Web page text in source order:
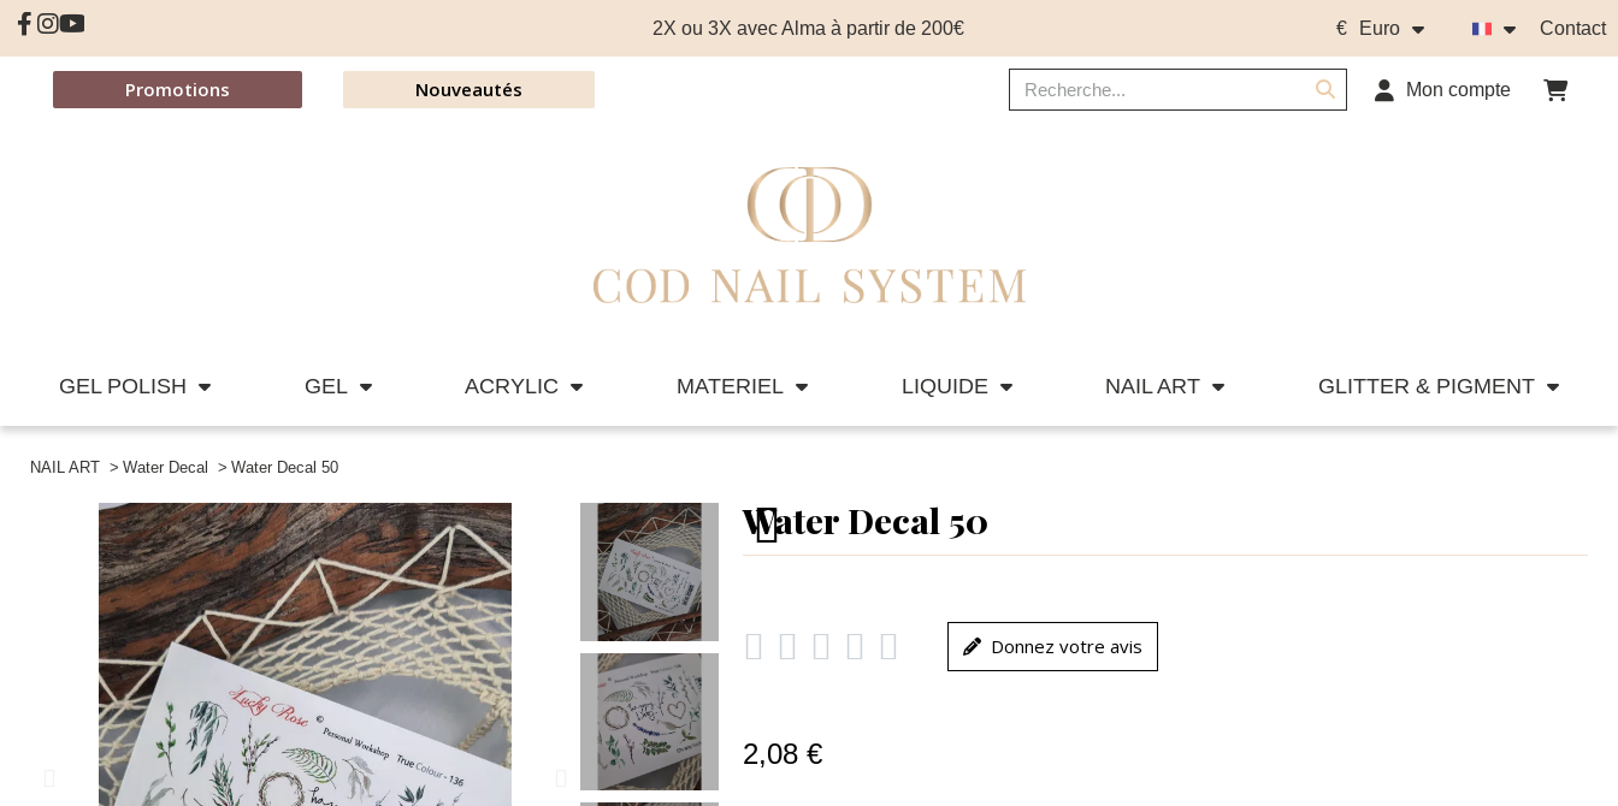
2X ou 3X avec Alma à partir de 200€ € Euro Contact
Promotions Nouveautés Mon compte
GEL POLISH GEL ACRYLIC MATERIEL LIQUIDE NAIL ART GLITTER & PIGMENT
NAIL ART Water Decal Water Decal 50
Water Decal 50
     Donnez votre avis
2,08 €